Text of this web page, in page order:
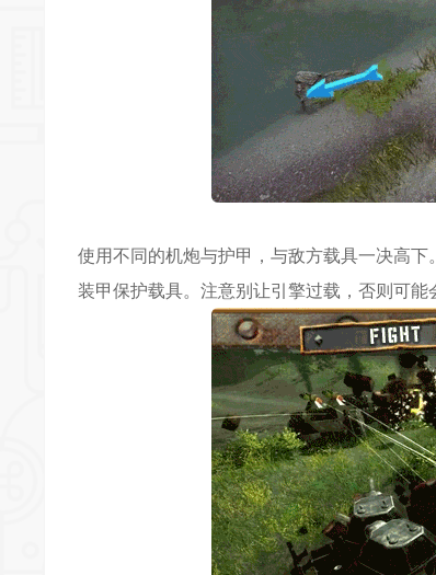
使用不同的机炮与护甲，与敌方载具一决高
装甲保护载具。注意别让引擎过载，否则可能